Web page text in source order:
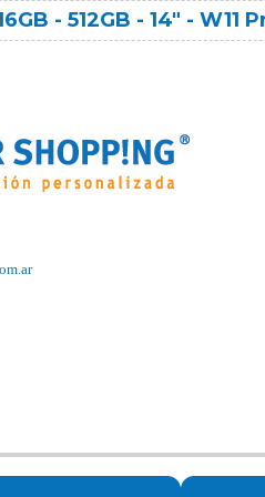
- 512GB - 14" - W11